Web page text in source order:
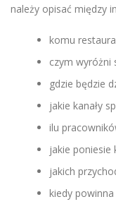
należy opisać między
komu
czym wyróżni
gdzie będzie
jakie kanały
ilu
jakie poniesie
jakich
kiedy